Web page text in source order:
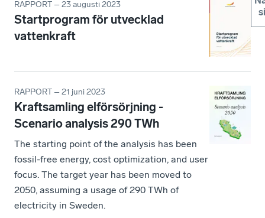
RAPPORT – 23 augusti 2023
Startprogram för utvecklad
vattenkraft
RAPPORT – 21 juni 2023
Kraftsamling elförsörjning -
Scenario analysis 290 TWh
The starting point of the analysis has been
fossil-free energy, cost optimization, and user
focus. The target year has been moved to
2050, assuming a usage of 290 TWh of
electricity in Sweden.